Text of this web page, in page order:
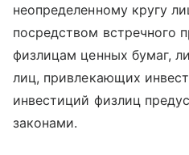
неопределенному кругу
посредством встречного
физлицам ценных бумаг,
лиц, привлекающих
инвестиций физлиц
законами.